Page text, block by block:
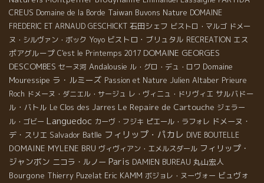
CREUS Domaine de la Borde Taiwan Buvons Nature DOMAINE
FREDERIC ET ARNAUD GESCHICKT 石田シェフ ビストロ・マルゴ ドメー
ヌ・シルヴァン・ボック Yoyo ビストロ・ブリュタル RECREATION エス
ポアグループ C'est le Printemps 2017 DOMAINE GEORGES
DESCOMBES セーヌ河 Andalousie ル・グロ・デュ・ロワ Domaine
Mouressipe ラ・ルミーズ Passion et Nature Julien Altaber Prieure
Roch ドメーヌ・ダニエル・サージュ レ・ヴィニュ・ドリヴィエ サルバドー
ル・バトル Le Clos des Jarres Le Repaire de Cartouche ジェラー
ル・ゴビー Languedoc カーヴ・フジキ ピエール・ラフォレ ドメーヌ・
デ・スリエ Salvador Batlle フィリップ・パカレ DIVE BOUTELLE
DOMAINE MYLENE BRU ヴィヴィアン・エメルスダール フィリップ・
ジャンボン ニコラ・ルノー Paris DAMIEN BUREAU 丸山宏人
Bourgone Thierry Puzelat Eric KAMM ボジョレ・ヌーヴォー ビュヴォ